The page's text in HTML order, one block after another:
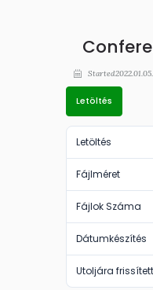
Started2022.01.05.
Letöltés
Letöltés
Fájlméret
Fájlok Száma
Dátumkészítés
Utoljára frissített